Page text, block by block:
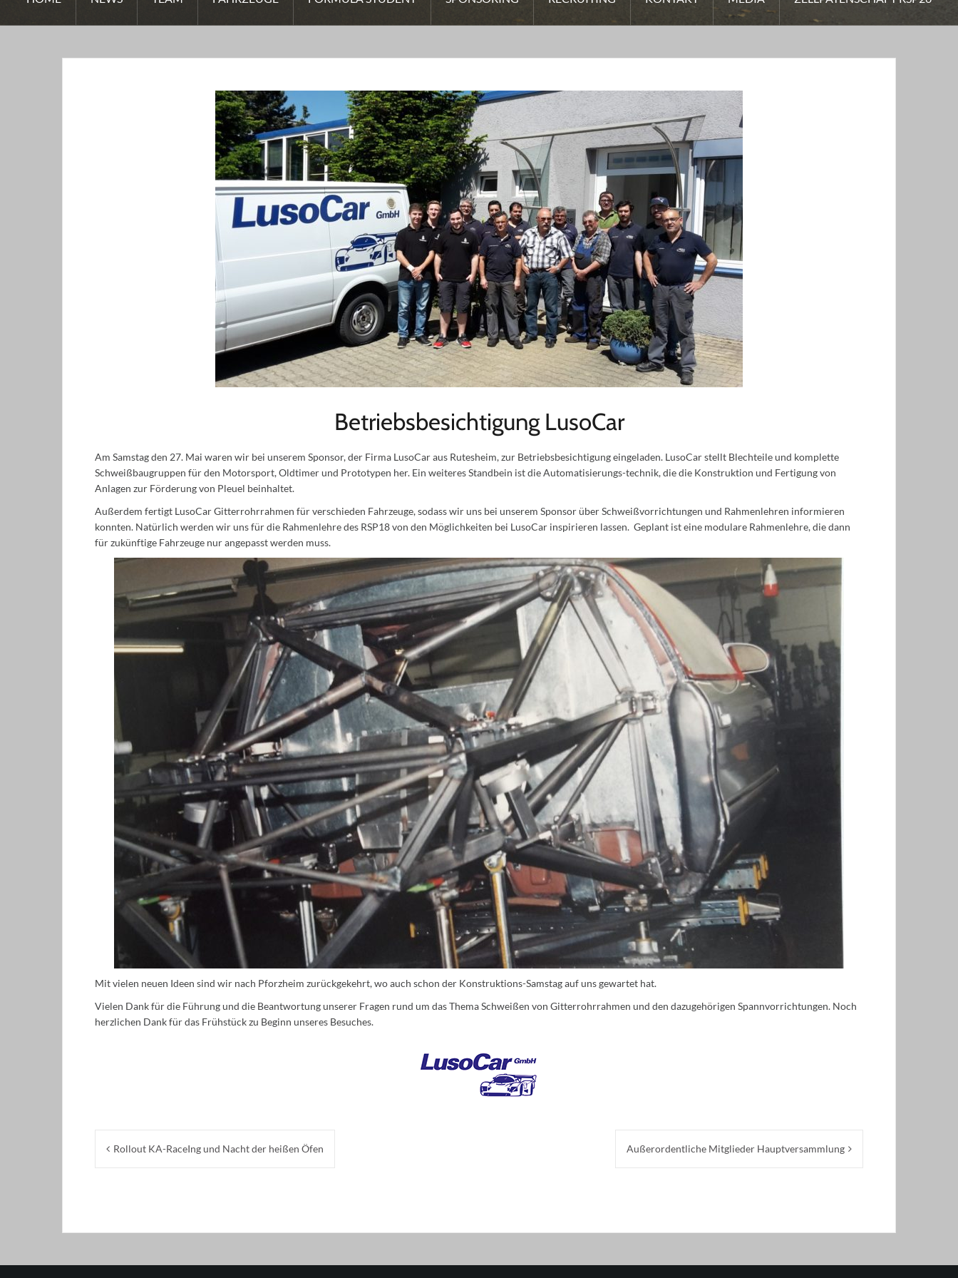
Betriebsbesichtigung LusoCar
Am Samstag den 27. Mai waren wir bei unserem Sponsor, der Firma LusoCar aus Rutesheim, zur Betriebsbesichtigung eingeladen. LusoCar stellt Blechteile und komplette
Schweißbaugruppen für den Motorsport, Oldtimer und Prototypen her. Ein weiteres Standbein ist die Automatisierungs-technik, die die Konstruktion und Fertigung von
Anlagen zur Förderung von Pleuel beinhaltet.
Außerdem fertigt LusoCar Gitterrohrrahmen für verschieden Fahrzeuge, sodass wir uns bei unserem Sponsor über Schweißvorrichtungen und Rahmenlehren informieren
konnten. Natürlich werden wir uns für die Rahmenlehre des RSP18 von den Möglichkeiten bei LusoCar inspirieren lassen. Geplant ist eine modulare Rahmenlehre, die dann
für zukünftige Fahrzeuge nur angepasst werden muss.
Mit vielen neuen Ideen sind wir nach Pforzheim zurückgekehrt, wo auch schon der Konstruktions-Samstag auf uns gewartet hat.
Vielen Dank für die Führung und die Beantwortung unserer Fragen rund um das Thema Schweißen von Gitterrohrrahmen und den dazugehörigen Spannvorrichtungen. Noch
herzlichen Dank für das Frühstück zu Beginn unseres Besuches.
Beitragsnavigation
Rollout KA-RaceIng und Nacht der heißen Öfen Außerordentliche Mitglieder Hauptversammlung